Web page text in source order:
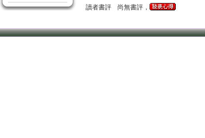
讀者書評 尚無書評，